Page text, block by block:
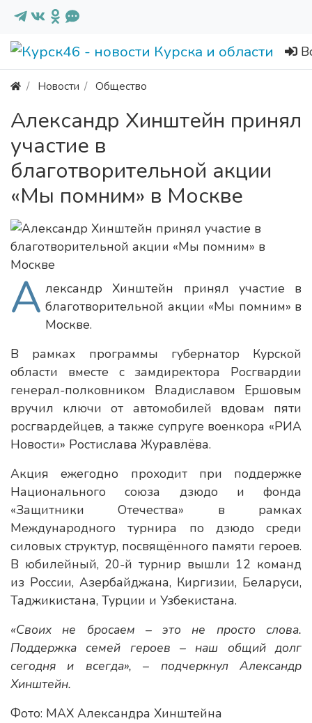
Новости Общество
Александр Хинштейн принял
участие в
благотворительной акции
«Мы помним» в Москве
А лександр Хинштейн принял участие в
благотворительной акции «Мы помним» в
Москве.
В рамках программы губернатор Курской
области вместе с замдиректора Росгвардии
генерал-полковником Владиславом Ершовым
вручил ключи от автомобилей вдовам пяти
росгвардейцев, а также супруге военкора «РИА
Новости» Ростислава Журавлёва.
Акция ежегодно проходит при поддержке
Национального союза дзюдо и фонда
«Защитники Отечества» в рамках
Международного турнира по дзюдо среди
силовых структур, посвящённого памяти героев.
В юбилейный, 20-й турнир вышли 12 команд
из России, Азербайджана, Киргизии, Беларуси,
Таджикистана, Турции и Узбекистана.
«Своих не бросаем – это не просто слова.
Поддержка семей героев – наш общий долг
сегодня и всегда», – подчеркнул Александр
Хинштейн.
Фото: МАХ Александра Хинштейна